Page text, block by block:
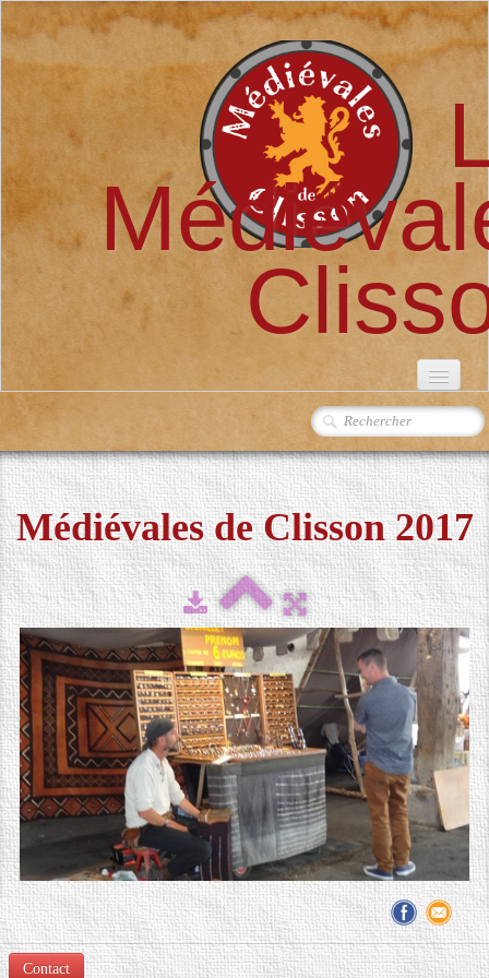
L'ASSOCIATION▼
FESTIVAL 2026▼
MÉDIAS▼
CONTACT
LOCATION DE COSTUMES
Médiévales de Clisson 2017
Contact